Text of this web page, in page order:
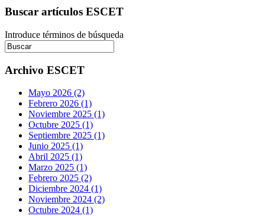
Buscar artículos ESCET
Introduce términos de búsqueda
Archivo ESCET
Mayo 2026 (2)
Febrero 2026 (1)
Noviembre 2025 (1)
Octubre 2025 (1)
Septiembre 2025 (1)
Junio 2025 (1)
Abril 2025 (1)
Marzo 2025 (1)
Febrero 2025 (2)
Diciembre 2024 (1)
Noviembre 2024 (2)
Octubre 2024 (1)